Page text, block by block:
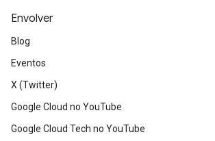
Envolver
Blog
Eventos
X (Twitter)
Google Cloud no YouTube
Google Cloud Tech no YouTube